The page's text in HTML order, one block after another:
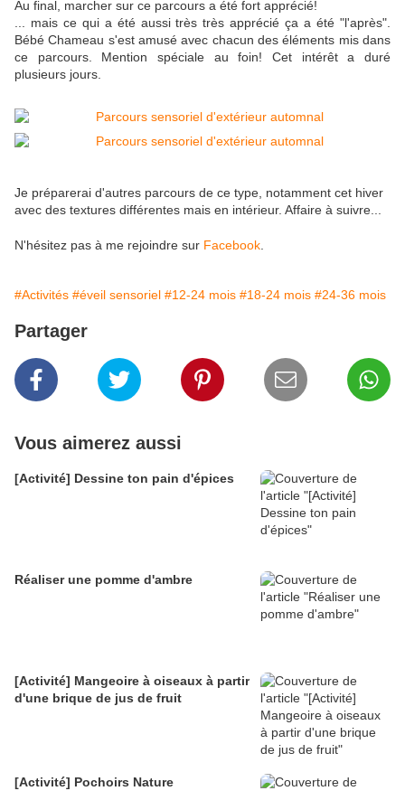
Au final, marcher sur ce parcours a été fort apprécié!
... mais ce qui a été aussi très très apprécié ça a été "l'après".
Bébé Chameau s'est amusé avec chacun des éléments mis dans
ce parcours. Mention spéciale au foin! Cet intérêt a duré
plusieurs jours.
Je préparerai d'autres parcours de ce type, notamment cet hiver
avec des textures différentes mais en intérieur. Affaire à suivre...
N'hésitez pas à me rejoindre sur Facebook
#Activités #éveil sensoriel #12-24 mois #18-24 mois #24-36 mois
Partager
Vous aimerez aussi
[Activité] Dessine ton pain d'épices
Réaliser une pomme d'ambre
[Activité] Mangeoire à oiseaux à partir
d'une brique de jus de fruit
[Activité] Pochoirs Nature